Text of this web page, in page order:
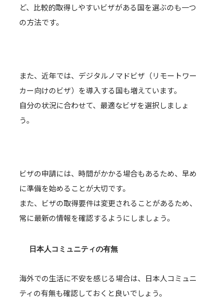
ど、比較的取得しやすいビザがある国を選ぶのも一つ
の方法です。
また、近年では、デジタルノマドビザ（リモートワー
カー向けのビザ）を導入する国も増えています。
自分の状況に合わせて、最適なビザを選択しましょ
う。
ビザの申請には、時間がかかる場合もあるため、早め
に準備を始めることが大切です。
また、ビザの取得要件は変更されることがあるため、
常に最新の情報を確認するようにしましょう。
日本人コミュニティの有無
海外での生活に不安を感じる場合は、日本人コミュニ
ティの有無も確認しておくと良いでしょう。